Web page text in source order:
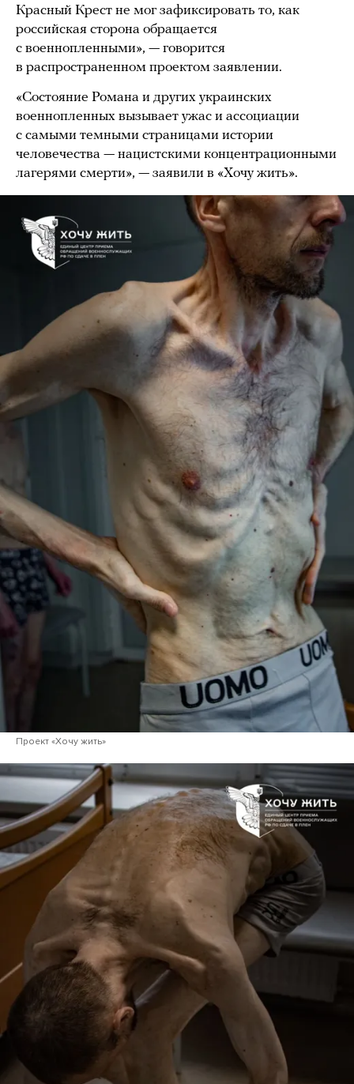
Красный Крест не мог зафиксировать то, как
российская сторона обращается
с военнопленными», — говорится
в распространенном проектом заявлении.
«Состояние Романа и других украинских
военнопленных вызывает ужас и ассоциации
с самыми темными страницами истории
человечества — нацистскими концентрационными
лагерями смерти», — заявили в «Хочу жить».
Проект «Хочу жить»